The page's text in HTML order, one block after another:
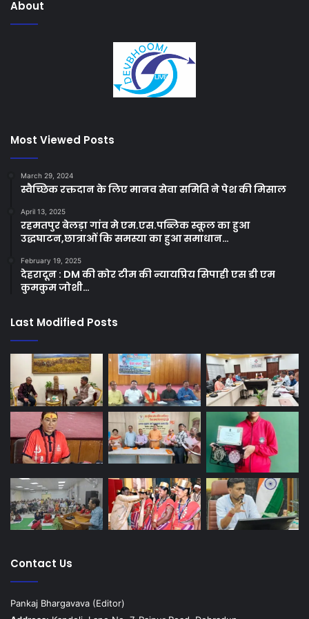
About
Most Viewed Posts
March 29, 2024
स्वैच्छिक रक्तदान के लिए मानव सेवा समिति ने पेश की मिसाल
April 13, 2025
रहमतपुर बेलड़ा गांव मे एम.एस.पब्लिक स्कूल का हुआ
उद्धघाटन,छात्राओं कि समस्या का हुआ समाधान…
February 19, 2025
देहरादून : DM की कोर टीम की न्यायप्रिय सिपाही एस डी एम
कुमकुम जोशी…
Last Modified Posts
Contact Us
Pankaj Bhargavava (Editor)